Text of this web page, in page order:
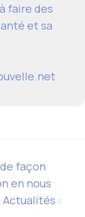
faire des
et sa
façon
en nous
Actualités :